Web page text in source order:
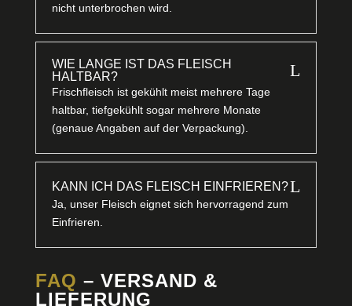
nicht unterbrochen wird.
WIE LANGE IST DAS FLEISCH
HALTBAR?
L
Frischfleisch ist gekühlt meist mehrere Tage
haltbar, tiefgekühlt sogar mehrere Monate
(genaue Angaben auf der Verpackung).
KANN ICH DAS FLEISCH EINFRIEREN?L
Ja, unser Fleisch eignet sich hervorragend zum
Einfrieren.
FAQ – VERSAND &
LIEFERUNG